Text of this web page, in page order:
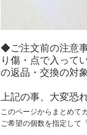
◆ご注文前の注意
り傷・点で入って
の返品・交換の対
上記の事、大変恐
このページからまとめて
ご希望の個数を指定して